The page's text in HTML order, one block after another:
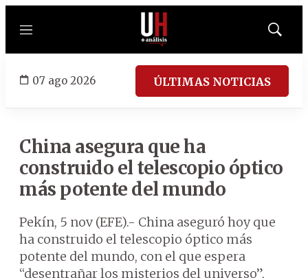
Menú
Mostrar
07 ago 2026 ÚLTIMAS NOTICIAS
China asegura que ha
construido el telescopio óptico
más potente del mundo
Pekín, 5 nov (EFE).- China aseguró hoy que
ha construido el telescopio óptico más
potente del mundo, con el que espera
“desentrañar los misterios del universo”,